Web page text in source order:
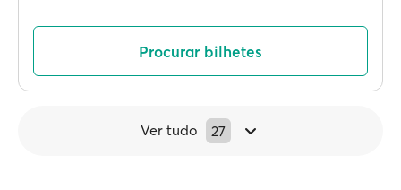
Procurar bilhetes
Ver tudo 27